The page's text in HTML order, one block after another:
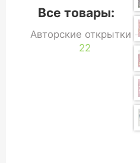
Все товары:
Авторские открытки -
22